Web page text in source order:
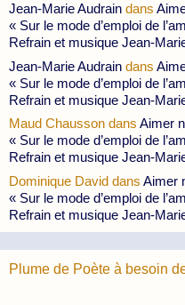
Jean-Marie Audrain dans
« Sur le mode d’emploi de
Refrain et musique Jean-
Jean-Marie Audrain dans
« Sur le mode d’emploi de
Refrain et musique Jean-
Maud Chausson dans Aimer
« Sur le mode d’emploi de
Refrain et musique Jean-
Dominique David dans Aimer
« Sur le mode d’emploi de
Refrain et musique Jean-
Plume de Poète à besoin